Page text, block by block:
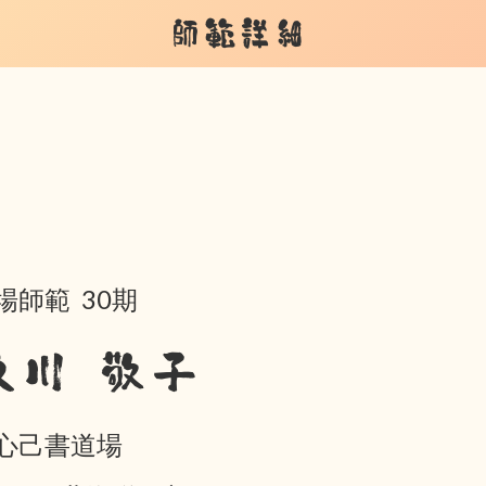
師範詳細
師範 30期
川 敬子
己書道場